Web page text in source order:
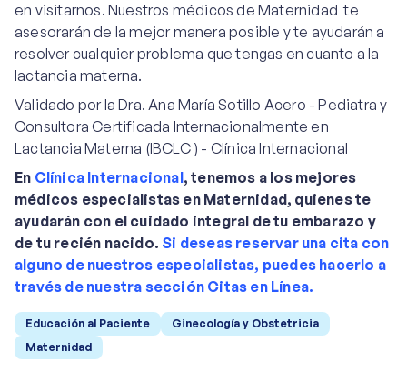
en visitarnos. Nuestros médicos de Maternidad te
asesorarán de la mejor manera posible y te ayudarán a
resolver cualquier problema que tengas en cuanto a la
lactancia materna.
Validado por la Dra. Ana María Sotillo Acero - Pediatra y
Consultora Certificada Internacionalmente en
Lactancia Materna (IBCLC ) - Clínica Internacional
En Clínica Internacional, tenemos a los mejores
médicos especialistas en Maternidad, quienes te
ayudarán con el cuidado integral de tu embarazo y
de tu recién nacido. Si deseas reservar una cita con
alguno de nuestros especialistas, puedes hacerlo a
través de nuestra sección Citas en Línea.
Educación al Paciente
Ginecología y Obstetricia
Maternidad